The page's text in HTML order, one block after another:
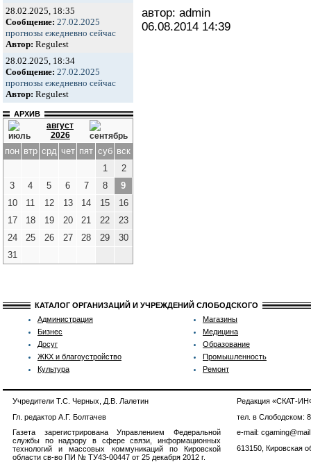
28.02.2025, 18:35
Сообщение: 27.02.2025
прогнозы ежедневно сейчас
Автор: Regulest
28.02.2025, 18:34
Сообщение: 27.02.2025
прогнозы ежедневно сейчас
Автор: Regulest
АРХИВ
август
2026
пон втр срд чет пят суб вск
1
2
3
4 5 6 7 8
9
10
11 12 13 14 15
16
17
18 19 20 21 22
23
24
25 26 27 28 29
30
31
автор: admin
06.08.2014 14:39
КАТАЛОГ ОРГАНИЗАЦИЙ И УЧРЕЖДЕНИЙ СЛОБОДСКОГО
Администрация
Бизнес
Досуг
ЖКХ и благоустройство
Культура
Магазины
Медицина
Образование
Промышленность
Ремонт
Учредители Т.С. Черных, Д.В. Лалетин
Гл. редактор А.Г. Болтачев
Газета зарегистрирована Управлением Федеральной
службы по надзору в сфере связи, информационных
технологий и массовых коммуникаций по Кировской
области св-во ПИ № ТУ43-00447 от 25 декабря 2012 г.
Редакция «СКАТ-
тел. в Слободском:
e-mail:
613150, Кировская